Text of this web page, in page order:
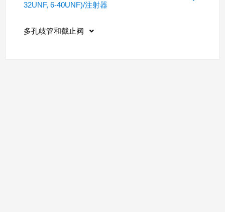
32UNF, 6-40UNF)/注射器
多孔歧管和截止阀